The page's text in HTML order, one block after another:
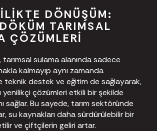
DÖNÜŞÜM:
TARIMSAL
ÇÖZÜMLERI
tarımsal sulama alanında sadece
kalmayıp aynı zamanda
teknik destek ve eğitim de sağlayarak,
çözümleri etkili bir şekilde
sağlar. Bu sayede, tarım sektöründe
su kaynakları daha sürdürülebilir bir
ve çiftçilerin geliri artar.